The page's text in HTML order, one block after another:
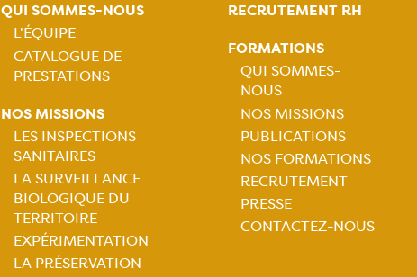
QUI SOMMES-NOUS
Navigation
principale
L'ÉQUIPE
CATALOGUE DE
PRESTATIONS
NOS MISSIONS
Navigation
principale
LES INSPECTIONS
SANITAIRES
LA SURVEILLANCE
BIOLOGIQUE DU
TERRITOIRE
EXPÉRIMENTATION
LA PRÉSERVATION
RECRUTEMENT RH
FORMATIONS
Navigation
principale
QUI SOMMES-
NOUS
NOS MISSIONS
PUBLICATIONS
NOS FORMATIONS
RECRUTEMENT
PRESSE
CONTACTEZ-NOUS